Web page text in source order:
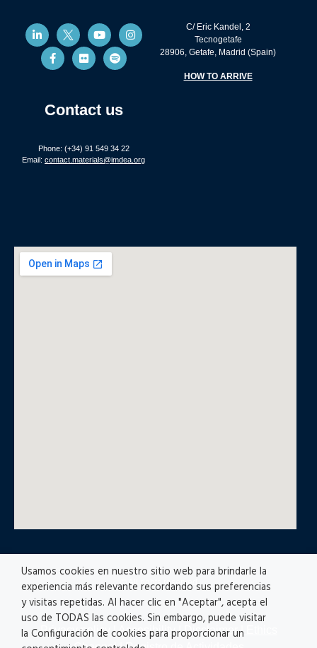
Contact us
Phone: (+34) 91 549 34 22
Email: contact.materials@imdea.org
C/ Eric Kandel, 2
Tecnogetafe
28906, Getafe, Madrid (Spain)
HOW TO ARRIVE
© All rights reserved
Privacy policy |Accesibility|Disclaimer |
Usamos cookies en nuestro sitio web para brindarle la
experiencia más relevante recordando sus preferencias
y visitas repetidas. Al hacer clic en "Aceptar", acepta el
uso de TODAS las cookies. Sin embargo, puede visitar
la Configuración de cookies para proporcionar un